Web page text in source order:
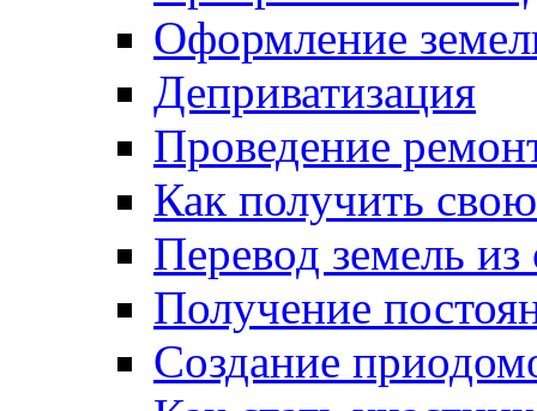
Оформление
Деприватизация
Проведение
Как получить
Перевод земель
Получение
Создание